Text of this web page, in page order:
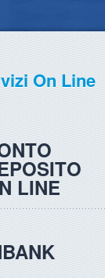
On Line
LINE